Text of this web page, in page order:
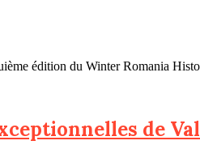
édition du Winter Romania
de